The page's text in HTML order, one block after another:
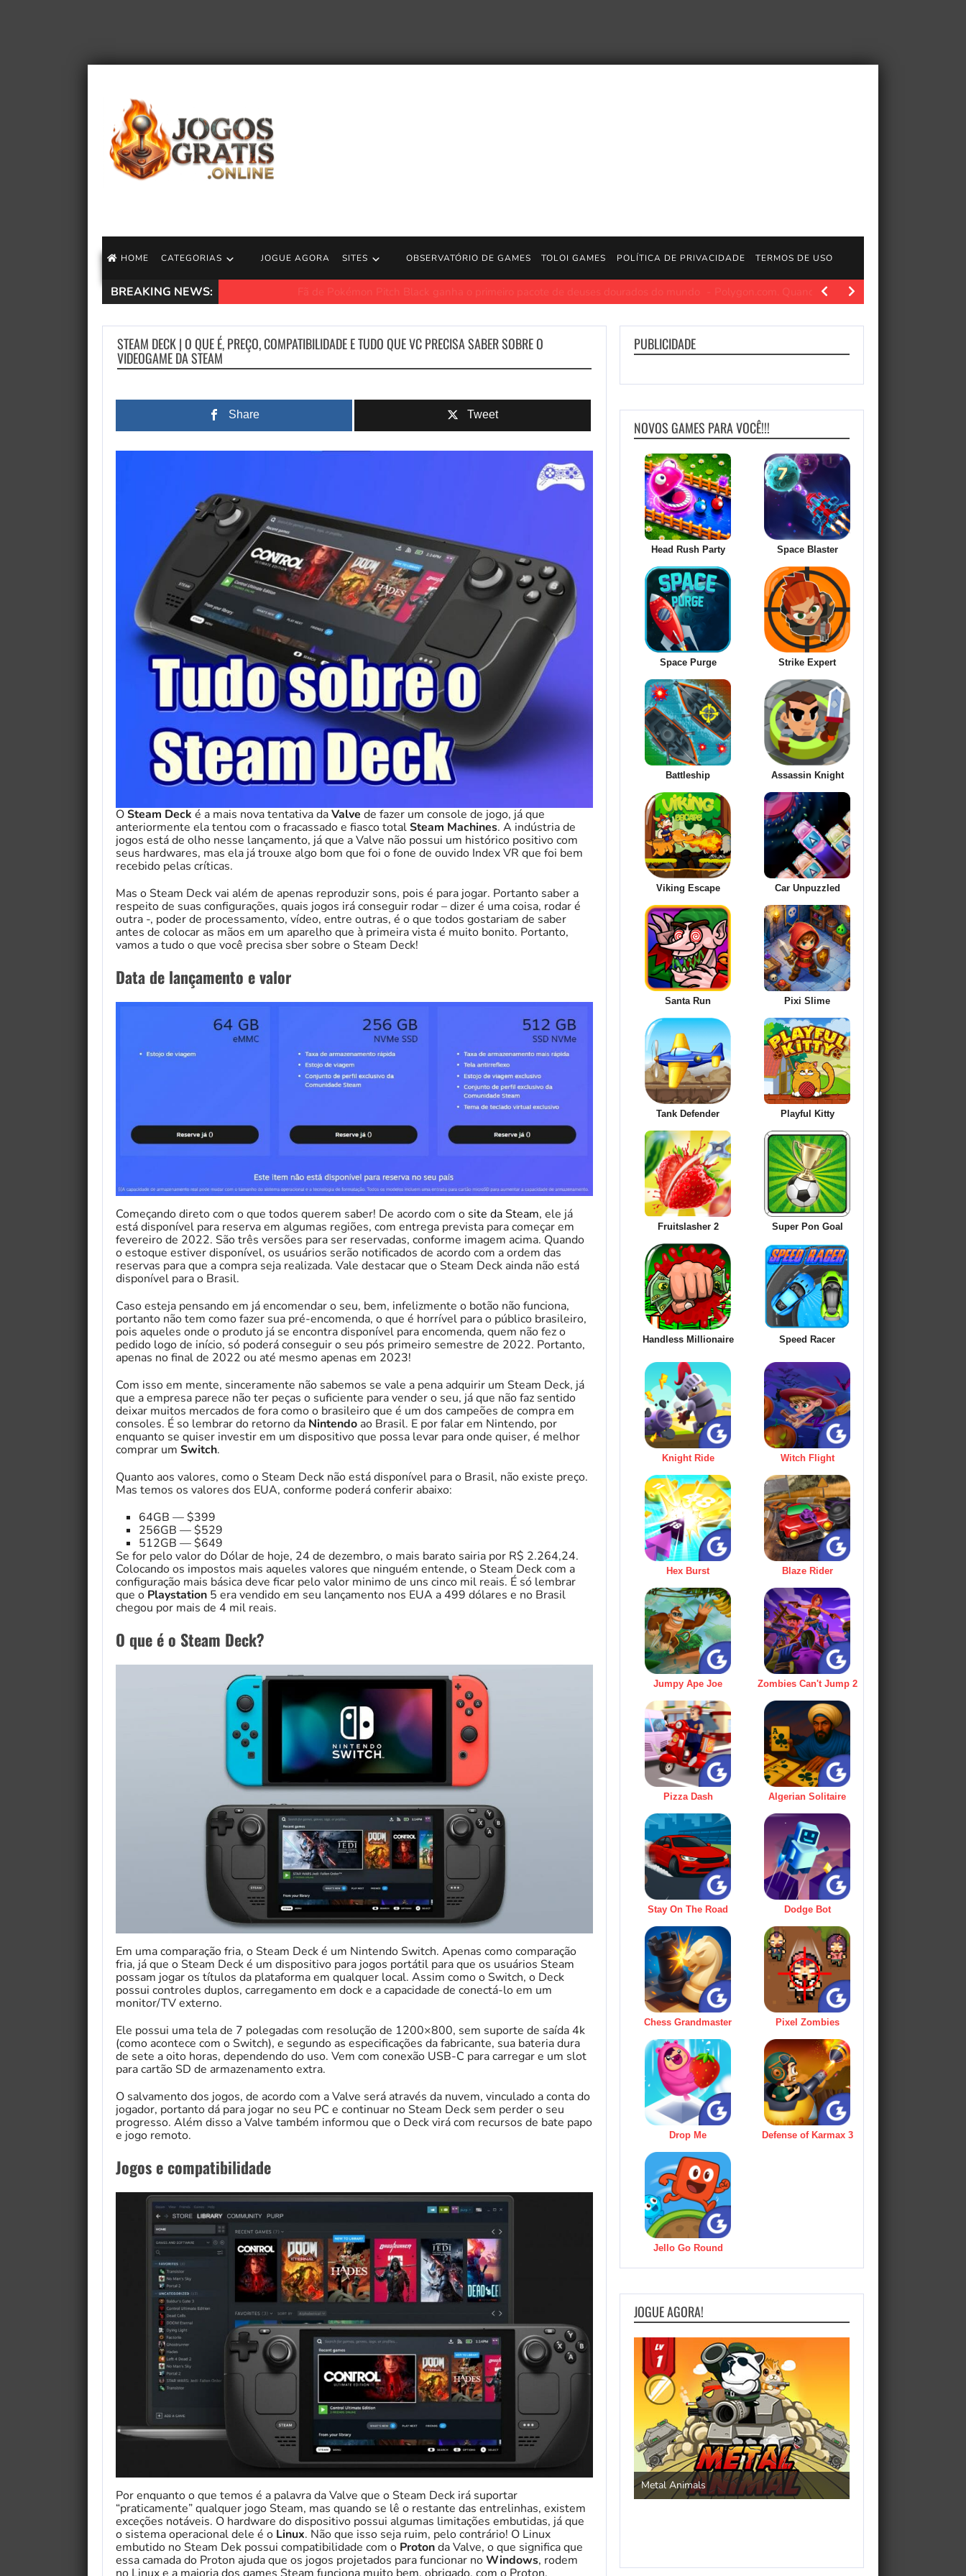
HOME CATEGORIAS JOGUE AGORA SITES OBSERVATÓRIO DE GAMES TOLOI GAMES POLÍTICA DE PRIVACIDADE TERMOS DE USO
BREAKING NEWS: Fã de Pokémon Pitch Black ganha o primeiro pacote de deuses dourados do mundo Polygon.com. Quando uma loja de cartões local em Alberta,…
STEAM DECK | O QUE É, PREÇO, COMPATIBILIDADE E TUDO QUE VC PRECISA SABER SOBRE O
VIDEOGAME DA STEAM
Share Tweet
OSteam Deck é a mais nova tentativa daValve de fazer um console de jogo, já que
anteriormente ela tentou com o fracassado e fiasco totalSteam Machines. A indústria de
jogos está de olho nesse lançamento, já que a Valve não possui um histórico positivo com
seus hardwares, mas ela já trouxe algo bom que foi o fone de ouvido Index VR que foi bem
recebido pelas críticas.
Mas o Steam Deck vai além de apenas reproduzir sons, pois é para jogar. Portanto saber a
respeito de suas configurações, quais jogos irá conseguir rodar – dizer é uma coisa, rodar é
outra -, poder de processamento, vídeo, entre outras, é o que todos gostariam de saber
antes de colocar as mãos em um aparelho que à primeira vista é muito bonito. Portanto,
vamos a tudo o que você precisa sber sobre o Steam Deck!
Data de lançamento e valor
Começando direto com o que todos querem saber! De acordo com o site da Steam, ele já
está disponível para reserva em algumas regiões, com entrega prevista para começar em
fevereiro de 2022. São três versões para ser reservadas, conforme imagem acima. Quando
o estoque estiver disponível, os usuários serão notificados de acordo com a ordem das
reservas para que a compra seja realizada. Vale destacar que o Steam Deck ainda não está
disponível para o Brasil.
Caso esteja pensando em já encomendar o seu, bem, infelizmente o botão não funciona,
portanto não tem como fazer sua pré-encomenda, o que é horrível para o público brasileiro,
pois aqueles onde o produto já se encontra disponível para encomenda, quem não fez o
pedido logo de início, só poderá conseguir o seu pós primeiro semestre de 2022. Portanto,
apenas no final de 2022 ou até mesmo apenas em 2023!
Com isso em mente, sinceramente não sabemos se vale a pena adquirir um Steam Deck, já
que a empresa parece não ter peças o suficiente para vender o seu, já que não faz sentido
deixar muitos mercados de fora como o brasileiro que é um dos campeões de compra em
consoles. É so lembrar do retorno da Nintendo ao Brasil. E por falar em Nintendo, por
enquanto se quiser investir em um dispositivo que possa levar para onde quiser, é melhor
comprar um Switch.
Quanto aos valores, como o Steam Deck não está disponível para o Brasil, não existe preço.
Mas temos os valores dos EUA, conforme poderá conferir abaixo:
64GB — $399
256GB — $529
512GB — $649
Se for pelo valor do Dólar de hoje, 24 de dezembro, o mais barato sairia por R$ 2.264,24.
Colocando os impostos mais aqueles valores que ninguém entende, o Steam Deck com a
configuração mais básica deve ficar pelo valor minimo de uns cinco mil reais. É só lembrar
que o Playstation 5 era vendido em seu lançamento nos EUA a 499 dólares e no Brasil
chegou por mais de 4 mil reais.
O que é o Steam Deck?
Em uma comparação fria, o Steam Deck é um Nintendo Switch. Apenas como comparação
fria, já que o Steam Deck é um dispositivo para jogos portátil para que os usuários Steam
possam jogar os títulos da plataforma em qualquer local. Assim como o Switch, o Deck
possui controles duplos, carregamento em dock e a capacidade de conectá-lo em um
monitor/TV externo.
Ele possui uma tela de 7 polegadas com resolução de 1200×800, sem suporte de saída 4k
(como acontece com o Switch), e segundo as especificações da fabricante, sua bateria dura
de sete a oito horas, dependendo do uso. Vem com conexão USB-C para carregar e um slot
para cartão SD de armazenamento extra.
O salvamento dos jogos, de acordo com a Valve será através da nuvem, vinculado a conta do
jogador, portanto dá para jogar no seu PC e continuar no Steam Deck sem perder o seu
progresso. Além disso a Valve também informou que o Deck virá com recursos de bate papo
e jogo remoto.
Jogos e compatibilidade
Por enquanto o que temos é a palavra da Valve que o Steam Deck irá suportar
“praticamente” qualquer jogo Steam, mas quando se lê o restante das entrelinhas, existem
exceções notáveis. O hardware do dispositivo possui algumas limitações embutidas, já que
o sistema operacional dele é o Linux. Não que isso seja ruim, pelo contrário! O Linux
embutido no Steam Dek possui compatibilidade com o Protonda Valve, o que significa que
essa camada do Proton ajuda que os jogos projetados para funcionar noWindows, rodem
PUBLICIDADE
NOVOS GAMES PARA VOCÊ!!!
Head Rush Party Space Blaster
Space Purge Strike Expert
Battleship Assassin Knight
Viking Escape Car Unpuzzled
Santa Run Pixi Slime
Tank Defender Playful Kitty
Fruitslasher 2 Super Pon Goal
Handless Millionaire Speed Racer
Knight Ride Witch Flight
Hex Burst Blaze Rider
Jumpy Ape Joe Zombies Can't Jump 2
Pizza Dash Algerian Solitaire
Stay On The Road Dodge Bot
Chess Grandmaster Pixel Zombies
Drop Me Defense of Karmax 3
Jello Go Round
JOGUE AGORA!
Metal Animals